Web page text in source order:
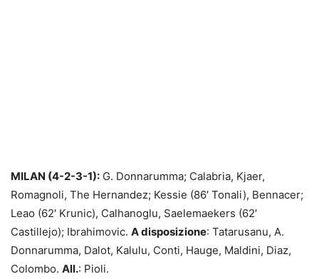
MILAN (4-2-3-1): G. Donnarumma; Calabria, Kjaer,
Romagnoli, The Hernandez; Kessie (86′ Tonali), Bennacer;
Leao (62′ Krunic), Calhanoglu, Saelemaekers (62′
Castillejo); Ibrahimovic. A disposizione: Tatarusanu, A.
Donnarumma, Dalot, Kalulu, Conti, Hauge, Maldini, Diaz,
Colombo. All.: Pioli.